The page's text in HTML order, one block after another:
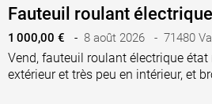
Fauteuil roulant électrique
1 000,00 € - 8 août 2026 - 71480
Vend, fauteuil roulant électrique
extérieur et très peu en intérieur, et